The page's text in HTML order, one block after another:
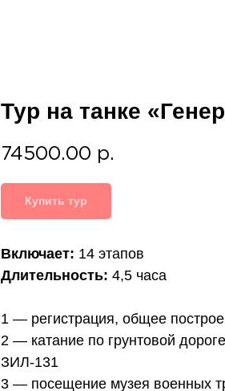
Тур на танке
74500.00 р.
Купить тур
Включает: 14 этапов
Длительность: 4,5 часа
1 — регистрация, общее
2 — катание по грунтовой
ЗИЛ-131
3 — посещение музея военных